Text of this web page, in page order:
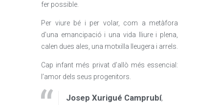
fer possible.
Per viure bé i per volar, com a metàfora
d’una emancipació i una vida lliure i plena,
calen dues ales, una motxilla lleugera i arrels.
Cap infant més privat d’allò més essencial:
l’amor dels seus progenitors.
Josep Xurigué Camprubí,